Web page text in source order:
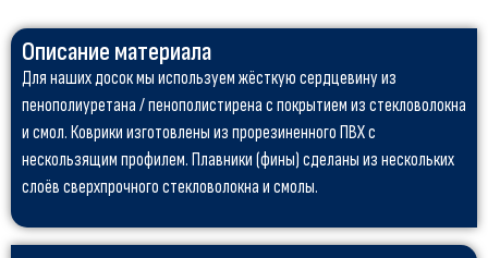
Описание материала
Для наших досок мы используем жёсткую сердцевину из
пенополиуретана / пенополистирена с покрытием из стекловолокна
и смол. Коврики изготовлены из прорезиненного ПВХ с
нескользящим профилем. Плавники (фины) сделаны из нескольких
слоёв сверхпрочного стекловолокна и смолы.